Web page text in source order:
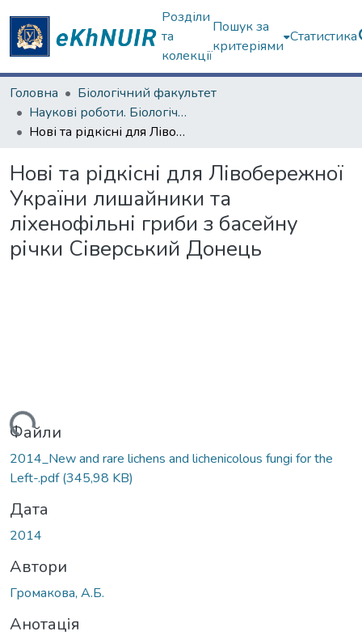
Розділи
та
колекції
Пошук за
критеріями
Статистика
Головна
Біологічний факультет
Наукові роботи. Біологічний факультет
Нові та рідкісні для Лівобережної України лишайники та ліхенофільні гриби з басейну річки Сіверський Донець
Нові та рідкісні для Лівобережної
України лишайники та
ліхенофільні гриби з басейну
річки Сіверський Донець
Файли
2014_New and rare lichens and lichenicolous fungi for the
Left-.pdf(345,98 KB)
Дата
2014
Автори
Громакова, А.Б.
Анотація